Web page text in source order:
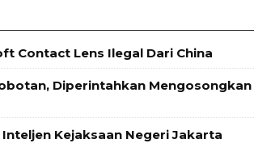
Contact Lens Ilegal Dari China
Diperintahkan Mengosongkan
Kejaksaan Negeri Jakarta